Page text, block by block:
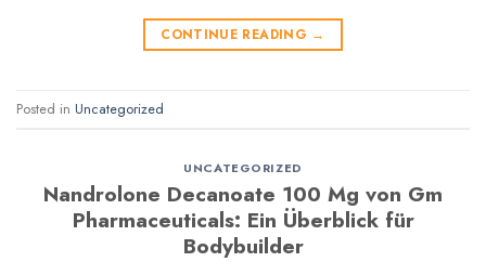
CONTINUE READING →
Posted in Uncategorized
UNCATEGORIZED
Nandrolone Decanoate 100 Mg von Gm
Pharmaceuticals: Ein Überblick für
Bodybuilder